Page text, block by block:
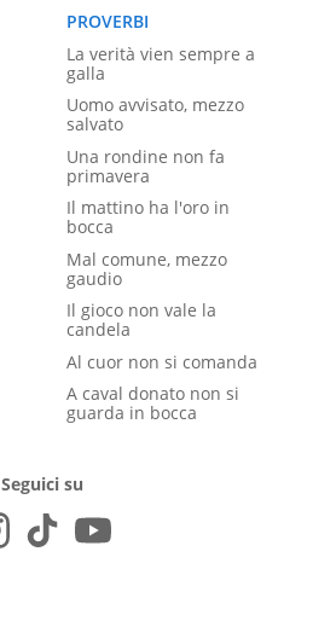
PROVERBI
La verità vien sempre a
galla
Uomo avvisato, mezzo
salvato
Una rondine non fa
primavera
Il mattino ha l'oro in
bocca
Mal comune, mezzo
gaudio
Il gioco non vale la
candela
Al cuor non si comanda
A caval donato non si
guarda in bocca
Seguici su